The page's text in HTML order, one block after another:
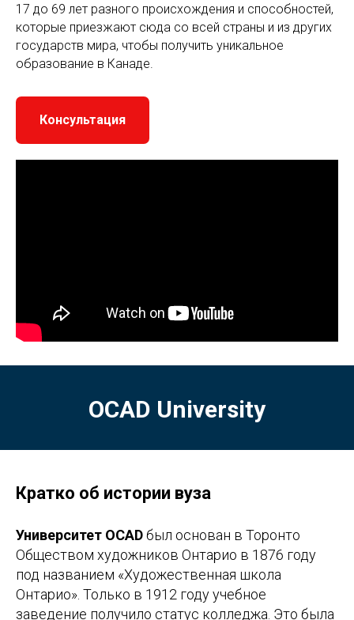
17 до 69 лет разного происхождения и способностей,
которые приезжают сюда со всей страны и из других
государств мира, чтобы получить уникальное
образование в Канаде.
Консультация
OCAD University
Кратко об истории вуза
Университет OCADбыл основан в Торонто
Обществом художников Онтарио в 1876 году
под названием «Художественная школа
Онтарио». Только в 1912 году учебное
заведение получило статус колледжа. Это была